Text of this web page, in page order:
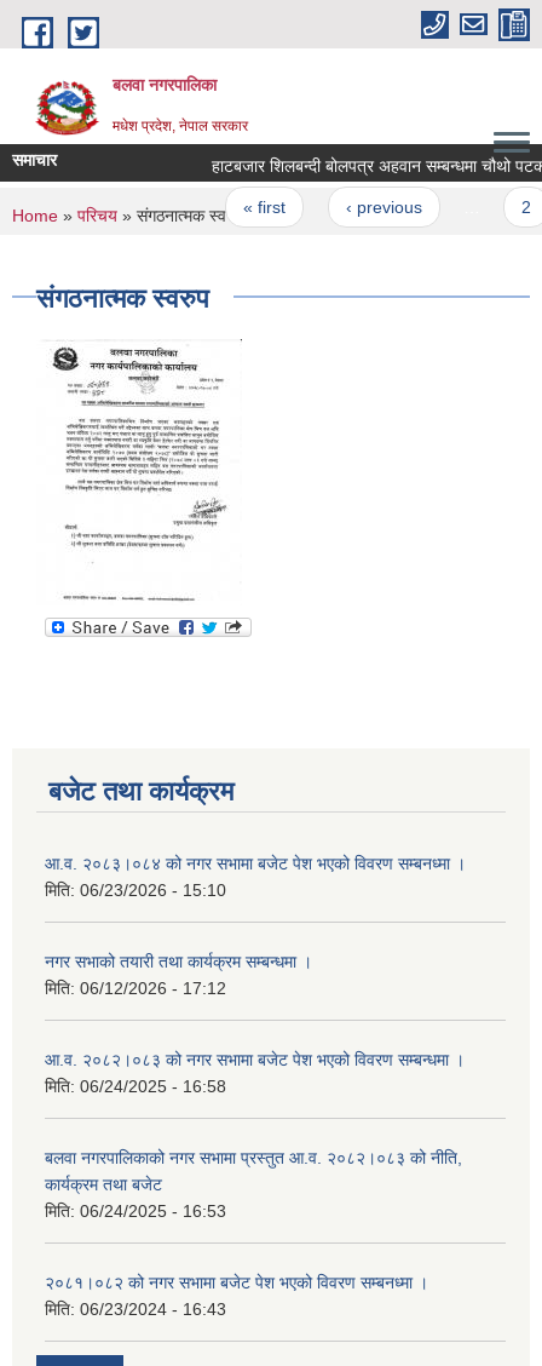
Skip to main content
बलवा नगरपालिका
मधेश प्रदेश, नेपाल सरकार
समाचार हाटबजार शिलबन्दी बोलपत्र अहवान सम्बन्धमा चौथो पटक
Pages
« first ‹ previous
You are here
Home » परिचय » संगठनात्मक स्वरुप
संगठनात्मक स्वरुप
बजेट तथा कार्यक्रम
आ.व. २०८३।०८४ को नगर सभामा बजेट पेश भएको विवरण सम्बनध्मा ।
मिति: 06/23/2026 - 15:10
नगर सभाको तयारी तथा कार्यक्रम सम्बन्धमा ।
मिति: 06/12/2026 - 17:12
आ.व. २०८२।०८३ को नगर सभामा बजेट पेश भएको विवरण सम्बन्धमा ।
मिति: 06/24/2025 - 16:58
बलवा नगरपालिकाको नगर सभामा प्रस्तुत आ.व. २०८२।०८३ को नीति,
कार्यक्रम तथा बजेट
मिति: 06/24/2025 - 16:53
२०८१।०८२ को नगर सभामा बजेट पेश भएको विवरण सम्बनध्मा ।
मिति: 06/23/2024 - 16:43